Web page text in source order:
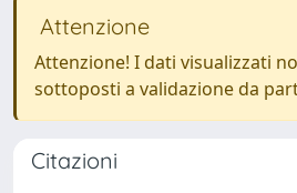
Attenzione
Attenzione! I dati visualizzati
sottoposti a validazione da
Citazioni